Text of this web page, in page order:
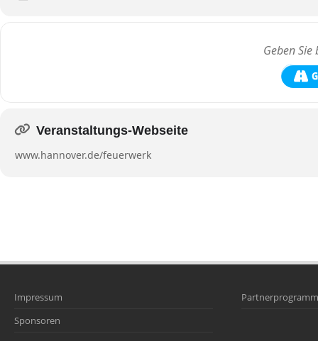
Veranstaltungs-Webseite
www.hannover.de/feuerwerk
Impressum
Sponsoren